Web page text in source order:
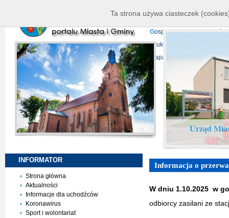
P
rojekty europejskie
Gospodarka
D ruki do pobrania
Mapa serwisu
Urząd
INFORMATOR
Strona główna
Aktualności
Informacje dla uchodźców
Koronawirus
Sport i wolontariat
Informacja o
W dniu 1.10.2025 w
odbiorcy zasilani ze
Ta strona używa ciasteczek